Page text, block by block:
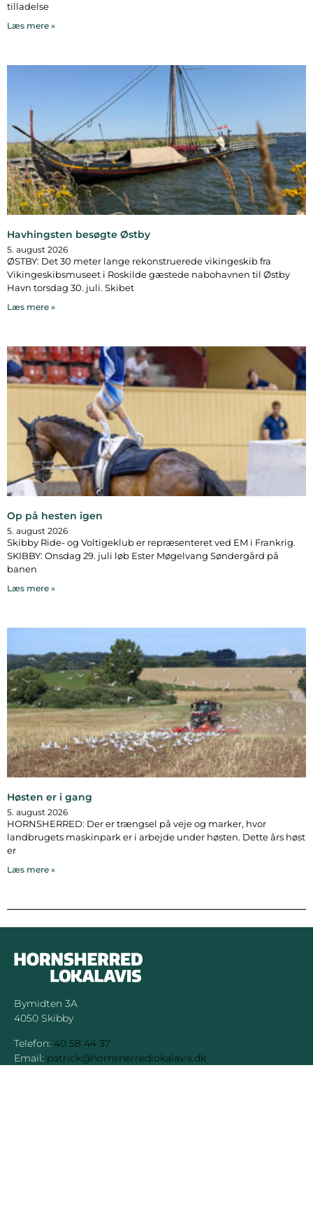
tilladelse
Læs mere »
Havhingsten besøgte Østby
5. august 2026
ØSTBY: Det 30 meter lange rekonstruerede vikingeskib fra
Vikingeskibsmuseet i Roskilde gæstede nabohavnen til Østby
Havn torsdag 30. juli. Skibet
Læs mere »
Op på hesten igen
5. august 2026
Skibby Ride- og Voltigeklub er repræsenteret ved EM i Frankrig.
SKIBBY: Onsdag 29. juli løb Ester Møgelvang Søndergård på
banen
Læs mere »
Høsten er i gang
5. august 2026
HORNSHERRED: Der er trængsel på veje og marker, hvor
landbrugets maskinpark er i arbejde under høsten. Dette års høst
er
Læs mere »
Bymidten 3A
4050 Skibby
Telefon: 40 58 44 37
Email: patrick@hornsherredlokalavis.dk